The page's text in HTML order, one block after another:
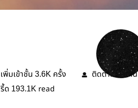
เพิ่มเข้าชั้น 3.6K ครั้ง ติดตาม20คน
รี้ด 193.1K read